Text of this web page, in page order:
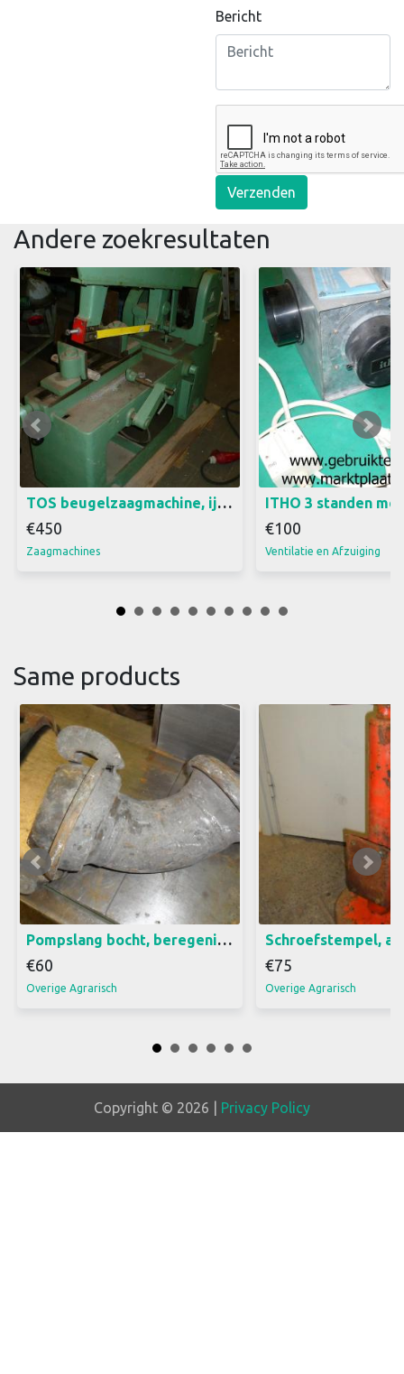
Bericht
Verzenden
Andere zoekresultaten
TOS beugelzaagmachine, ijzer zaagmachine 380 volt (3a)8
€450
ijzer zaagmachine merk TOS
380 volt Zaagcapaciteit 200 x
200 mm Nieuw zaagblad 400
mm h.o.h. gaatjes Schuin
verstelbaar tot 45 graden Met
lengte instelling Me schakelaar
voor aansluiten snijolie pomp,
excl. pomp 2 snelheden door
omleggen V-snaar Bouwjaar
1966 De prijs is excl.
Zaagmachines
€100
Centraal
Merk Itho Met 3
en een 4 standen
met stekker 220 volt
25 x 27 x 23 cm
Ventilatie en Afzuiging
Same products
Pompslang bocht, beregening bocht met koppeling (a15)45
€60
een Bocht, 90 graden met
snelkoppeling Buis 110mm
doorsnede, bol 140mm
doorsnede
Overige Agrarisch
€75
Stempel in hoogte
van 61 cm tot 90 cm
Overige Agrarisch
Copyright © 2026 | Privacy Policy